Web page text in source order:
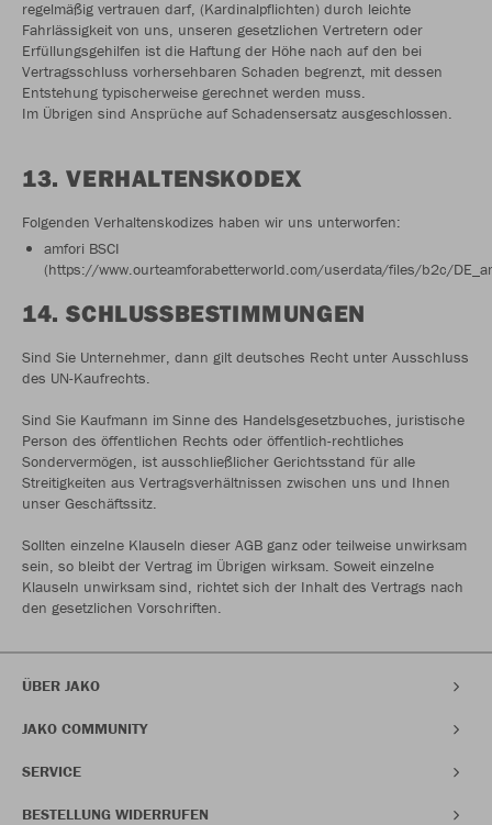
regelmäßig vertrauen darf, (Kardinalpflichten) durch leichte
Fahrlässigkeit von uns, unseren gesetzlichen Vertretern oder
Erfüllungsgehilfen ist die Haftung der Höhe nach auf den bei
Vertragsschluss vorhersehbaren Schaden begrenzt, mit dessen
Entstehung typischerweise gerechnet werden muss.
Im Übrigen sind Ansprüche auf Schadensersatz ausgeschlossen.
13. VERHALTENSKODEX
Folgenden Verhaltenskodizes haben wir uns unterworfen:
amfori BSCI
(https://www.ourteamforabetterworld.com/userdata/files/b2c/
14. SCHLUSSBESTIMMUNGEN
Sind Sie Unternehmer, dann gilt deutsches Recht unter Ausschluss
des UN-Kaufrechts.
Sind Sie Kaufmann im Sinne des Handelsgesetzbuches, juristische
Person des öffentlichen Rechts oder öffentlich-rechtliches
Sondervermögen, ist ausschließlicher Gerichtsstand für alle
Streitigkeiten aus Vertragsverhältnissen zwischen uns und Ihnen
unser Geschäftssitz.
Sollten einzelne Klauseln dieser AGB ganz oder teilweise unwirksam
sein, so bleibt der Vertrag im Übrigen wirksam. Soweit einzelne
Klauseln unwirksam sind, richtet sich der Inhalt des Vertrags nach
den gesetzlichen Vorschriften.
ÜBER JAKO
JAKO COMMUNITY
SERVICE
BESTELLUNG WIDERRUFEN